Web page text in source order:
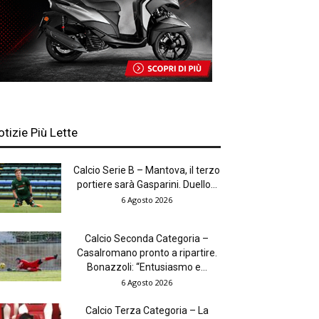
Più Lette
Calcio Serie B – Mantova, il terzo
portiere sarà Gasparini. Duello...
6 Agosto 2026
Calcio Seconda Categoria –
Casalromano pronto a ripartire.
Bonazzoli: “Entusiasmo e...
6 Agosto 2026
Calcio Terza Categoria – La